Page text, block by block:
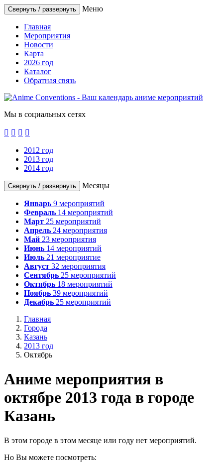
Свернуть / развернуть Меню
Главная
Мероприятия
Новости
Карта
2026 год
Каталог
Обратная связь
Мы в социальных сетях
   
2012 год
2013 год
2014 год
Свернуть / развернуть Месяцы
Январь 9 мероприятий
Февраль 14 мероприятий
Март 25 мероприятий
Апрель 24 мероприятия
Май 23 мероприятия
Июнь 14 мероприятий
Июль 21 мероприятие
Август 32 мероприятия
Сентябрь 25 мероприятий
Октябрь 18 мероприятий
Ноябрь 39 мероприятий
Декабрь 25 мероприятий
Главная
Города
Казань
2013 год
Октябрь
Аниме мероприятия в
октябре 2013 года в городе
Казань
В этом городе в этом месяце или году нет мероприятий.
Но Вы можете посмотреть: